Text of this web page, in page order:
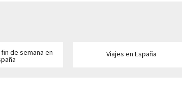
de semana en Viajes en España